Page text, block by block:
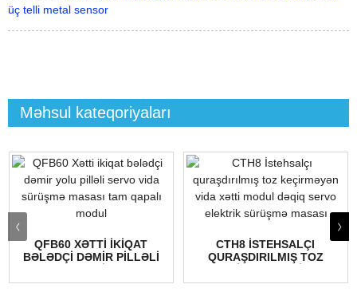
üç telli metal sensor
Məhsul kateqoriyaları
QFB60 XƏTTI IKIQAT
BƏLƏDÇI DƏMIR PILLƏLI
CTH8 İSTEHSALÇI
QURAŞDIRILMIŞ TOZ
XƏTTI...